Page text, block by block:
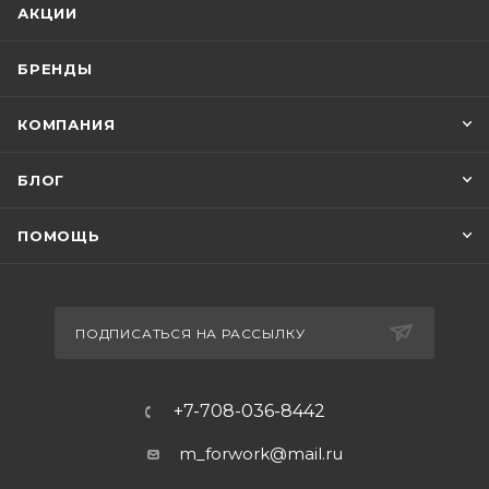
АКЦИИ
БРЕНДЫ
КОМПАНИЯ
БЛОГ
ПОМОЩЬ
ПОДПИСАТЬСЯ НА РАССЫЛКУ
+7-708-036-8442
m_forwork@mail.ru